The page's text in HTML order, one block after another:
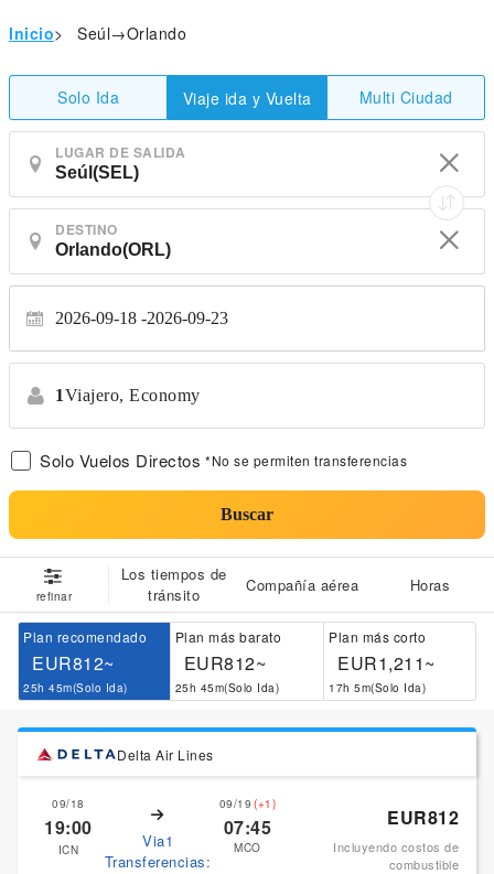
Inicio> Seúl→Orlando
Solo Ida Viaje ida y Vuelta Multi Ciudad
LUGAR DE SALIDA
DESTINO
2026-09-18 2026-09-23
1Viajero, Economy
Solo Vuelos Directos *No se permiten transferencias
Buscar
refinar
Los tiempos de
tránsito
Compañía aérea Horas
Plan recomendado
EUR812~
25h 45m(Solo Ida)
Plan más barato
EUR812~
25h 45m(Solo Ida)
Plan más corto
EUR1,211~
17h 5m(Solo Ida)
Delta Air Lines
09/18
19:00
ICN
Via1
Transferencias:
09/19 (+1)
07:45
MCO
EUR812
Incluyendo costos de
combustible